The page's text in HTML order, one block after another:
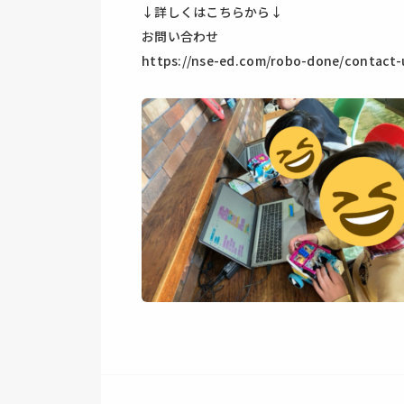
↓詳しくはこちらから↓
お問い合わせ
https://nse-ed.com/robo-done/contact-